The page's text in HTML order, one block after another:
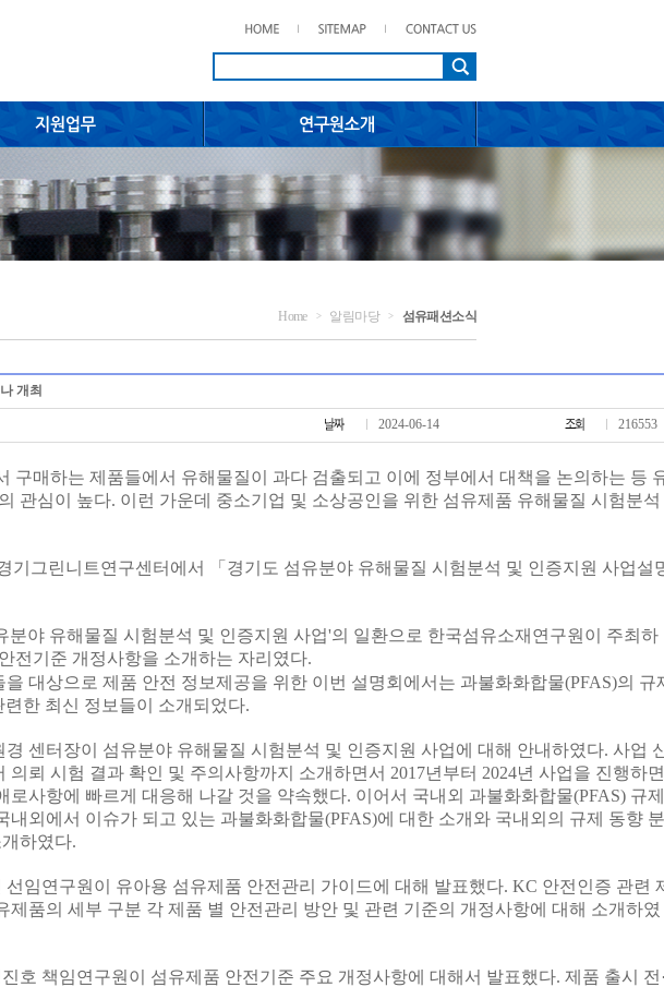
Home > 알림마당 > 섬유패션소식
개최
2024-06-14 216553
구매하는 제품들에서 유해물질이 과다 검출되고 이에 정부에서 대책을 논의하는 등
관심이 높다. 이런 가운데 중소기업 및 소상공인을 위한 섬유제품 유해물질 시험분석
기그린니트연구센터에서 「 경기도 섬유분야 유해물질 시험분석 및 인증지원 사업설
분야 유해물질 시험분석 및 인증지원 사업'의 일환으로 한국섬유소재연구원이 주최하
전기준 개정사항을 소개하는 자리였다.
대상으로 제품 안전 정보제공을 위한 이번 설명회에서는 과불화화합물(PFAS)의 규
련한 최신 정보들이 소개되었다.
센터장이 섬유분야 유해물질 시험분석 및 인증지원 사업에 대해 안내하였다. 사업
의뢰 시험 결과 확인 및 주의사항까지 소개하면서 2017년부터 2024년 사업을 진행하면
로사항에 빠르게 대응해 나갈 것을 약속했다. 이어서 국내외 과불화화합물(PFAS) 규제
내외에서 이슈가 되고 있는 과불화화합물(PFAS)에 대한 소개와 국내외의 규제 동향 분
하였다.
임연구원이 유아용 섬유제품 안전관리 가이드에 대해 발표했다. KC 안전인증 관련
제품의 세부 구분 각 제품 별 안전관리 방안 및 관련 기준의 개정사항에 대해 소개하였
호 책임연구원이 섬유제품 안전기준 주요 개정사항에 대해서 발표했다. 제품 출시 전